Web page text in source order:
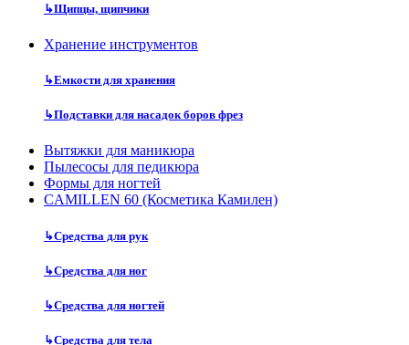
↳Щипцы, щипчики
Хранение инструментов
↳Емкости для хранения
↳Подставки для насадок боров фрез
Вытяжки для маникюра
Пылесосы для педикюра
Формы для ногтей
CAMILLEN 60 (Косметика Камилен)
↳Средства для рук
↳Средства для ног
↳Средства для ногтей
↳Средства для тела